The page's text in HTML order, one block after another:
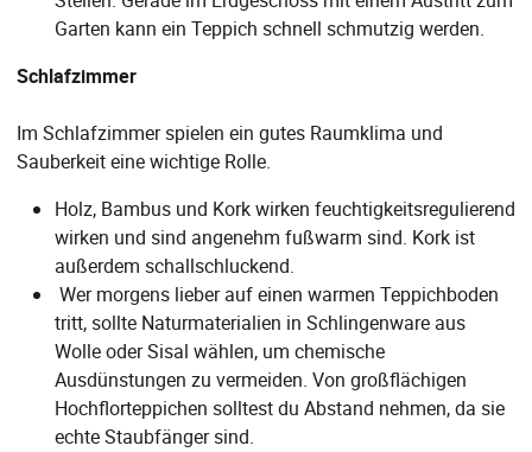
Garten kann ein Teppich schnell schmutzig werden.
Schlafzimmer
Im Schlafzimmer spielen ein gutes Raumklima und
Sauberkeit eine wichtige Rolle.
Holz, Bambus und Kork wirken feuchtigkeitsregulierend
wirken und sind angenehm fußwarm sind. Kork ist
außerdem schallschluckend.
Wer morgens lieber auf einen warmen Teppichboden
tritt, sollte Naturmaterialien in Schlingenware aus
Wolle oder Sisal wählen, um chemische
Ausdünstungen zu vermeiden. Von großflächigen
Hochflorteppichen solltest du Abstand nehmen, da sie
echte Staubfänger sind.